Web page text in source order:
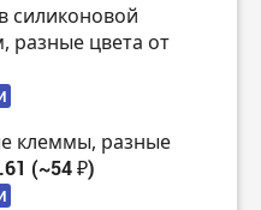
силиконовой
разные цвета от
клеммы, разные
(~54 ₽)